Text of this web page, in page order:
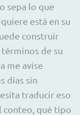
sepa lo que
está en su
construir
de su
me avise
días sin
traducir eso
conteo, qué tipo